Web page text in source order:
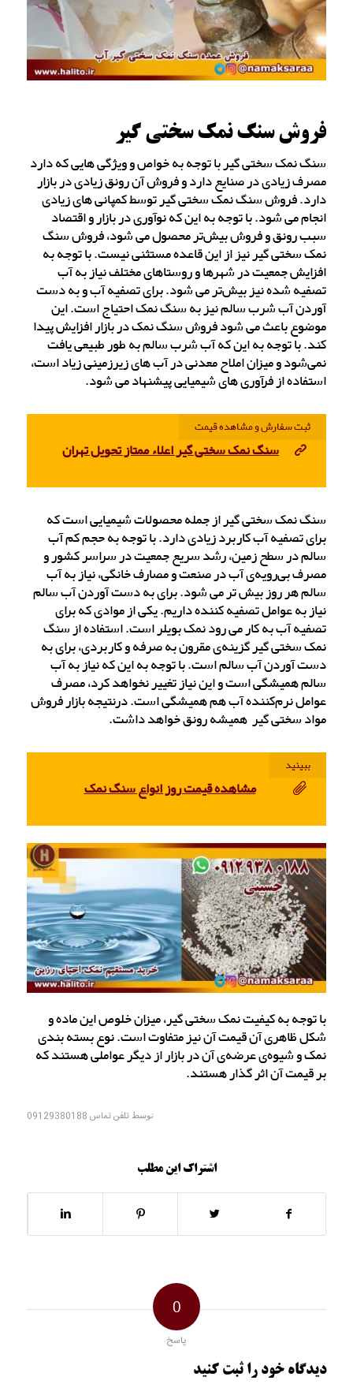
فروش سنگ نمک سختی گیر
سنگ نمک سختی گیر با توجه به خواص و ویژگی هایی که دارد
مصرف زیادی در صنایع دارد و فروش آن رونق زیادی در بازار
دارد. فروش سنگ نمک سختی گیر توسط کمپانی های زیادی
انجام می شود. با توجه به این که نوآوری در بازار و اقتصاد
سبب رونق و فروش بیش‌تر محصول می شود، فروش سنگ
نمک سختی گیر نیز از این قاعده مستثنی نیست.‌ با توجه به
افزایش جمعیت در شهر‌ها و روستا‌های مختلف نیاز به آب
تصفیه شده نیز بیش‌تر می شود. برای تصفیه آب و به دست
آوردن آب شرب سالم نیز به سنگ نمک احتیاج است. این
موضوع باعث می شود فروش سنگ نمک در بازار افزایش پیدا
کند. با توجه به این که آب شرب سالم به طور طبیعی یافت
نمی‌شود و میزان املاح معدنی در آب های زیرزمینی زیاد است،
استفاده از فرآوری های شیمیایی پیشنهاد می شود.
ثبت سفارش و مشاهده قیمت
سنگ نمک سختی گیر اعلاء ممتاز تحویل تهران
سنگ نمک سختی گیر از جمله محصولات شیمیایی است که
برای تصفیه آب کاربرد زیادی دارد. با توجه به حجم کم آب
سالم در سطح زمین، رشد سریع جمعیت در سراسر کشور و
مصرف بی‌رویه‌ی آب در صنعت و مصارف خانگی، نیاز به آب
سالم هر روز بیش تر می شود. برای به دست آوردن آب سالم
نیاز به عوامل تصفیه کننده داریم. یکی از موادی که برای
تصفیه آب به کار می رود نمک بویلر است. استفاده از سنگ
نمک سختی گیر گزینه‌ی مقرون به صرفه و کاربردی، برای به
دست آوردن آب سالم است. با توجه به این که نیاز به آب
سالم همیشگی است و این نیاز تغییر نخواهد کرد، مصرف
عوامل نرم‌کننده آب هم همیشگی است. درنتیجه بازار فروش
مواد سختی گیر همیشه رونق خواهد داشت.‌
ببینید
مشاهده قیمت روز انواع سنگ نمک
با توجه به کیفیت نمک سختی گیر، میزان خلوص این ماده و
شکل ظاهری آن قیمت آن نیز متفاوت است. نوع بسته بندی
نمک و شیوه‌ی عرضه‌ی آن در بازار از دیگر عواملی هستند که
بر قیمت آن اثر گذار هستند.
توسطتلفن تماس 09129380188
اشتراک این مطلب
0
پاسخ
دیدگاه خود را ثبت کنید